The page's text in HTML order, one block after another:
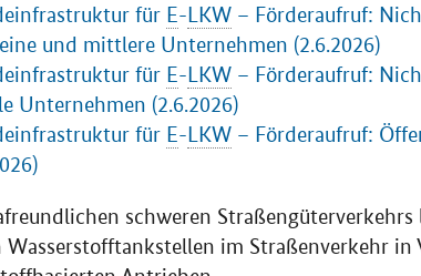
für E-LKW – Förderaufruf:
und mittlere Unternehmen (2.6.2026)
für E-LKW – Förderaufruf:
Unternehmen (2.6.2026)
für E-LKW – Förderaufruf:
schweren
im Straßenverkehr